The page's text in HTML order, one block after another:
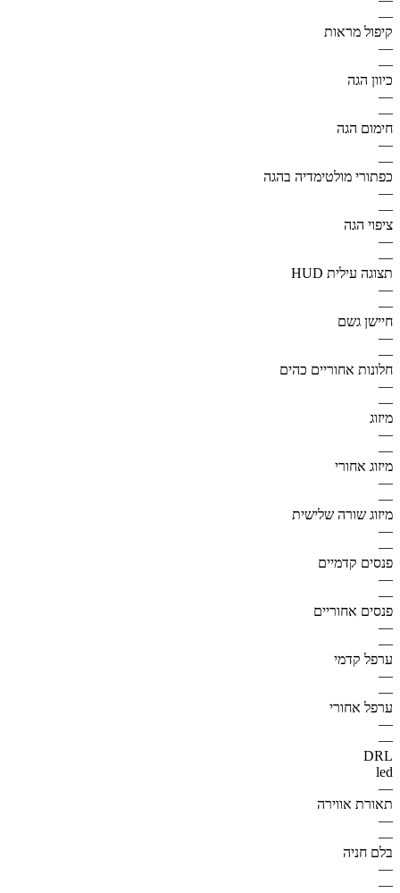
—
קיפול מראות
—
—
כיוון הגה
—
—
חימום הגה
—
—
כפתורי מולטימדיה בהגה
—
—
ציפוי הגה
—
—
תצוגה עילית HUD
—
—
חיישן גשם
—
—
חלונות אחוריים כהים
—
—
מיזוג
—
—
מיזוג אחורי
—
—
מיזוג שורה שלישית
—
—
פנסים קדמיים
—
—
פנסים אחוריים
—
—
ערפל קדמי
—
—
ערפל אחורי
—
—
DRL
led
—
תאורת אווירה
—
—
בלם חניה
—
—